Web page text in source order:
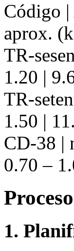
Código
aprox.
TR-
1.20 |
TR-
1.50 |
CD-38 |
0.70 –
1.